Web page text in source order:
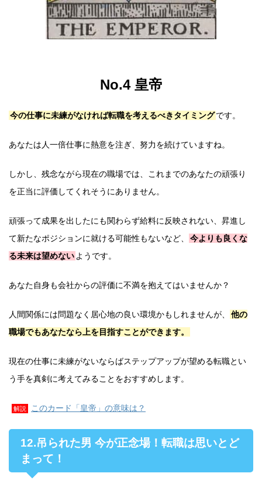
No.4 皇帝
今の仕事に未練がなければ転職を考えるべきタイミングです。
あなたは人一倍仕事に熱意を注ぎ、努力を続けていますね。
しかし、残念ながら現在の職場では、これまでのあなたの頑張り
を正当に評価してくれそうにありません。
頑張って成果を出したにも関わらず給料に反映されない、昇進し
て新たなポジションに就ける可能性もないなど、
今よりも良くな
る未来は望めない ようです。
あなた自身も会社からの評価に不満を抱えてはいませんか？
人間関係には問題なく居心地の良い環境かもしれませんが、
他の
職場でもあなたなら上を目指すことができます。
現在の仕事に未練がないならばステップアップが望める転職とい
う手を真剣に考えてみることをおすすめします。
解説 このカード「皇帝」の意味は？
12.吊られた男 今が正念場！転職は思いとど
まって！